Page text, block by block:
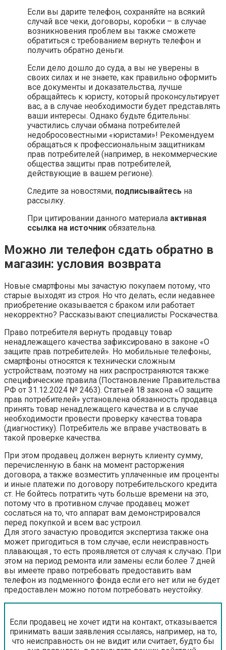
Если вы дарите телефон, сохраняйте на всякий
случай все чеки, договоры, коробки – в случае
возникновения проблем вы также сможете
обратиться с требованием вернуть телефон и
получить обратно деньги.
Если дело дошло до суда, а вы не уверены в
своих силах и не знаете, как правильно оформить
все документы и доказательства, лучше
обращайтесь к юристу, который проконсультирует
вас, а в случае необходимости будет представлять
ваши интересы. Однако будьте бдительны:
участились случаи обмана потребителей
недобросовестными «юристами»! Рекомендуем
обращаться к профессиональным защитникам
прав потребителей (например, в некоммерческие
общества защиты прав потребителей,
действующие в вашем регионе).
Следите за новостями, подписывайтесь на
рассылку.
При цитировании данного материала активная
ссылка на источник обязательна.
Можно ли телефон сдать обратно в
магазин: условия возврата
Новые смартфоны мы зачастую покупаем потому, что
старые выходят из строя. Но что делать, если недавнее
приобретение оказывается с браком или работает
некорректно? Рассказывают специалисты Роскачества.
Право потребителя вернуть продавцу товар
ненадлежащего качества зафиксировано в законе «О
защите прав потребителей». Но мобильные телефоны,
смартфоны относятся к технически сложным
устройствам, поэтому на них распространяются также
специфические правила (Постановление Правительства
РФ от 31.12.2024 № 2463). Статьей 18 закона «О защите
прав потребителей» установлена обязанность продавца
принять товар ненадлежащего качества и в случае
необходимости провести проверку качества товара
(диагностику). Потребитель же вправе участвовать в
такой проверке качества.
При этом продавец должен вернуть клиенту сумму,
перечисленную в банк на момент расторжения
договора, а также возместить уплаченные им проценты
и иные платежи по договору потребительского кредита
ст. Не бойтесь потратить чуть больше времени на это,
потому что в противном случае продавец может
сослаться на то, что аппарат вам демонстрировался
перед покупкой и всем вас устроил.
Для этого зачастую проводится экспертиза также она
может пригодиться в том случае, если неисправность
плавающая , то есть проявляется от случая к случаю. При
этом на период ремонта или замены если более 7 дней
вы имеете право потребовать предоставить вам
телефон из подменного фонда если его нет или не будет
предоставлен можно потом потребовать неустойку.
Если продавец не хочет идти на контакт, отказывается
принимать ваши заявления ссылаясь, например, на то,
что неисправность он не видит или считает, будто бы